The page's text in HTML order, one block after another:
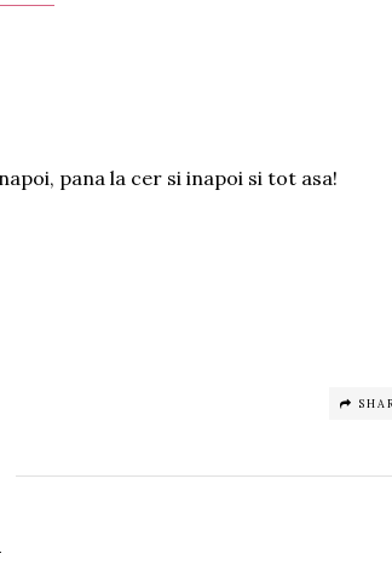
pana la cer si inapoi si tot asa!